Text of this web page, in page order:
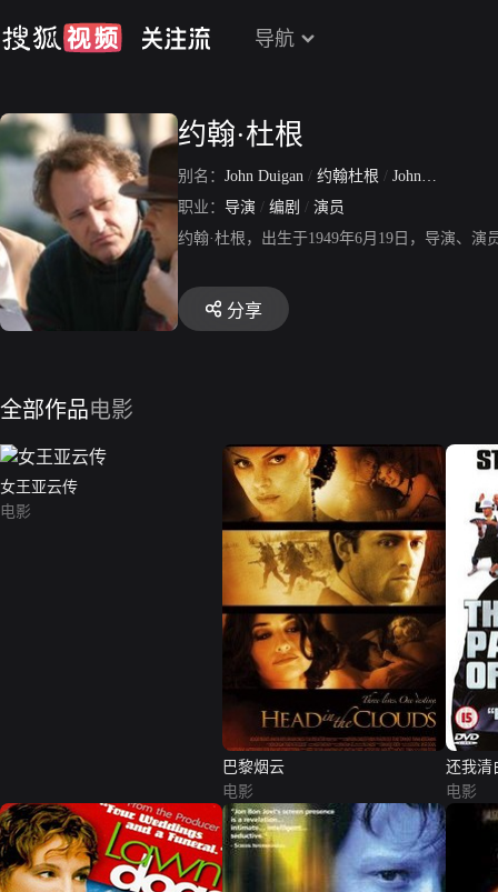
导航
约翰·杜根
别名： John Duigan / 约翰杜根 / John Lawless Duigan
职业： 导演 / 编剧 / 演员
约翰·杜根，出生于1949年6月19日，导演、
分享
全部作品电影
女王亚云传
电影
巴黎烟云
电影
还我清
电影